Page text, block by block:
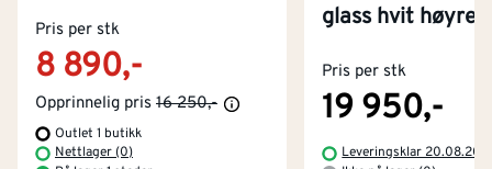
Pris per stk
8 890,-
Opprinnelig pris 16 250,-
Outlet 1 butikk
Nettlager (0)
glass hvit høyre
Pris per stk
19 950,-
Leveringsklar
Kjøpsbetingelser
Betaling
Kontakt oss
Tjenester
Montér Klubb
Om Montér
Byggevarehus og åpningstider
Prismatch